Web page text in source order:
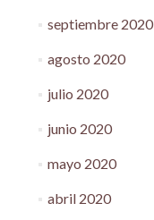
septiembre 2020
agosto 2020
julio 2020
junio 2020
mayo 2020
abril 2020